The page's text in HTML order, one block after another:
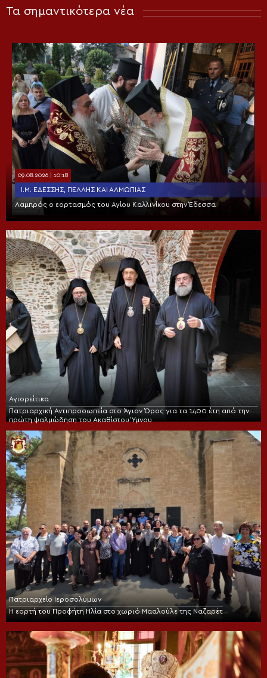
Τα σημαντικότερα νέα
09.08.2026 | 10:18
Ι.Μ. ΕΔΈΣΣΗΣ, ΠΈΛΛΗΣ ΚΑΙ ΑΛΜΩΠΊΑΣ
Λαμπρός ο εορτασμός του Αγίου Καλλινίκου στην Έδεσσα
Αγιορείτικα
Πατριαρχική Αντιπροσωπεία στο Άγιον Όρος για τα 1400 έτη από την
πρώτη ψαλμώδηση του Ακαθίστου Ύμνου
Πατριαρχείο Ιεροσολύμων
Η εορτή του Προφήτη Ηλία στο χωριό Μααλούλε της Ναζαρέτ